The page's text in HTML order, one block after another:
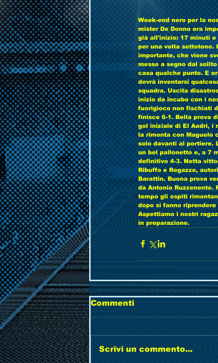
Week-end nero per la
mister De Donno era
già all'inizio: 17 minuti
per una volta sottotono.
importante, che viene
messo a segno dal
casa qualche punto. E
dovrà inventarsi
squadra. Uscita
inizio da incubo con i
fuorigioco non fischiati
finisce 6-1. Bella prova
gol iniziale di El Aadri, i
la rimonta con Maguolo
solo davanti al portiere.
un bel pallonetto e, a 7
definitivo 4-3. Netta
Ribuffo e Regazzo,
Barattin. Buona prova
da Antonio Ruzzenente.
tempo gli ospiti
dopo si fanno
Aspettiamo i nostri
in preparazione.
Commenti
Scrivi un commento...